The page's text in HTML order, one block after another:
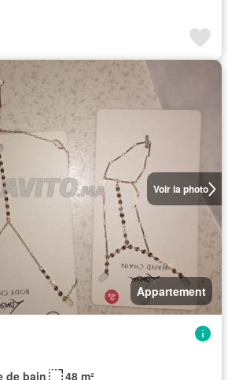
Voir la photo
Appartement
de bain 48 m²